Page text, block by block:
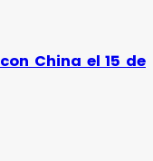
China el 15 de